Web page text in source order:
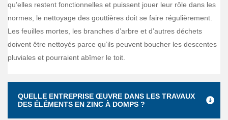
qu’elles restent fonctionnelles et puissent jouer leur rôle dans les
normes, le nettoyage des gouttières doit se faire régulièrement.
Les feuilles mortes, les branches d’arbre et d’autres déchets
doivent être nettoyés parce qu’ils peuvent boucher les descentes
pluviales et pourraient abîmer le toit.
QUELLE ENTREPRISE ŒUVRE DANS LES TRAVAUX
DES ÉLÉMENTS EN ZINC À DOMPS ?